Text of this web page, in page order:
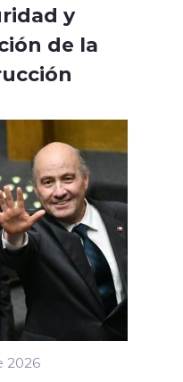
y
de la
2026